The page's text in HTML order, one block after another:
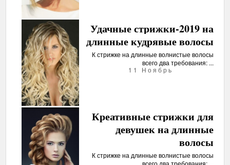
Удачные стрижки-2019 на
длинные кудрявые волосы
К стрижке на длинные волнистые волосы
всего два требования: ...
11 Ноябрь
Креативные стрижки для
девушек на длинные
волосы
К стрижке на длинные волнистые волосы